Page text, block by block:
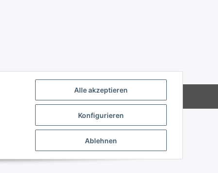
Alle akzeptieren
Konfigurieren
Ablehnen